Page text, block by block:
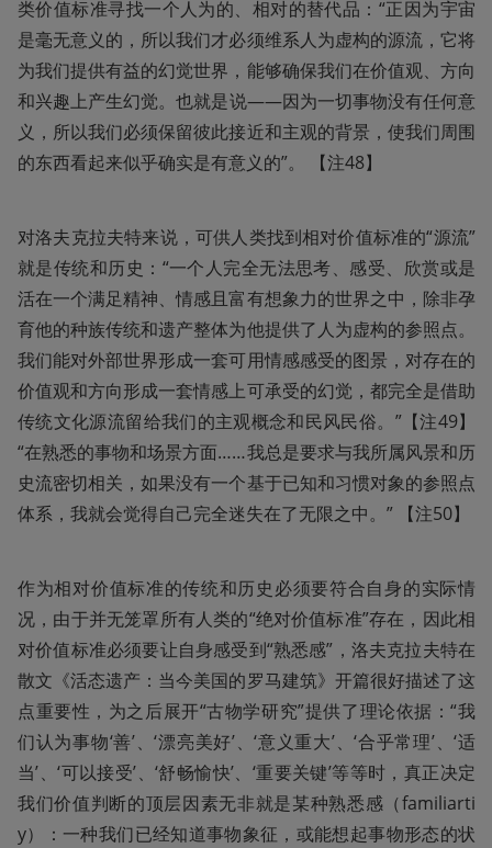
类价值标准寻找一个人为的、相对的替代品：“正因为宇宙
是毫无意义的，所以我们才必须维系人为虚构的源流，它将
为我们提供有益的幻觉世界，能够确保我们在价值观、方向
和兴趣上产生幻觉。也就是说——因为一切事物没有任何意
义，所以我们必须保留彼此接近和主观的背景，使我们周围
的东西看起来似乎确实是有意义的”。 【注48】
对洛夫克拉夫特来说，可供人类找到相对价值标准的“源流”
就是传统和历史：“一个人完全无法思考、感受、欣赏或是
活在一个满足精神、情感且富有想象力的世界之中，除非孕
育他的种族传统和遗产整体为他提供了人为虚构的参照点。
我们能对外部世界形成一套可用情感感受的图景，对存在的
价值观和方向形成一套情感上可承受的幻觉，都完全是借助
传统文化源流留给我们的主观概念和民风民俗。”【注49】
“在熟悉的事物和场景方面……我总是要求与我所属风景和历
史流密切相关，如果没有一个基于已知和习惯对象的参照点
体系，我就会觉得自己完全迷失在了无限之中。” 【注50】
作为相对价值标准的传统和历史必须要符合自身的实际情
况，由于并无笼罩所有人类的“绝对价值标准”存在，因此相
对价值标准必须要让自身感受到“熟悉感”，洛夫克拉夫特在
散文《活态遗产：当今美国的罗马建筑》开篇很好描述了这
点重要性，为之后展开“古物学研究”提供了理论依据：“我
们认为事物‘善’、‘漂亮美好’、‘意义重大’、‘合乎常理’、‘适
当’、‘可以接受’、‘舒畅愉快’、‘重要关键’等等时，真正决定
我们价值判断的顶层因素无非就是某种熟悉感（familiarti
y）：一种我们已经知道事物象征，或能想起事物形态的状